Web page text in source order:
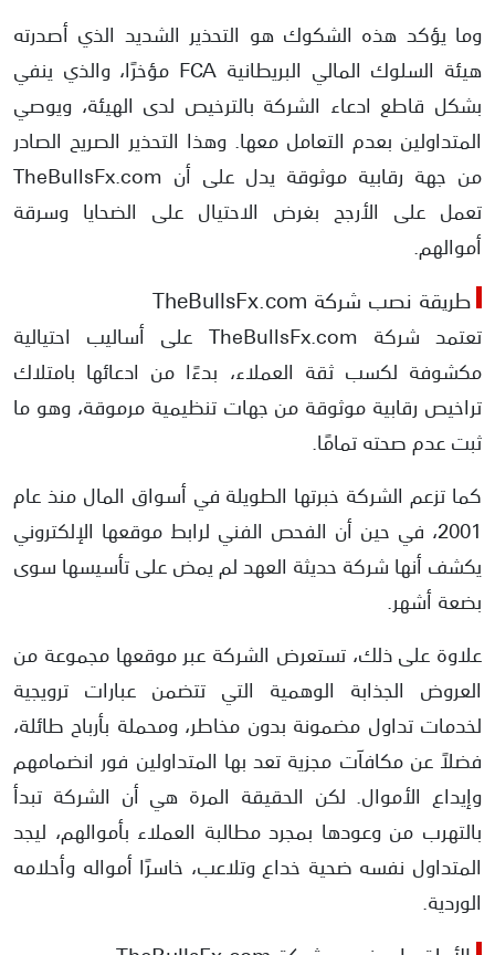
وما يؤكد هذه الشكوك هو التحذير الشديد الذي أصدرته
هيئة السلوك المالي البريطانية FCA مؤخرًا، والذي ينفي
بشكل قاطع ادعاء الشركة بالترخيص لدى الهيئة، ويوصي
المتداولين بعدم التعامل معها. وهذا التحذير الصريح الصادر
من جهة رقابية موثوقة يدل على أن TheBullsFx.com
تعمل على الأرجح بغرض الاحتيال على الضحايا وسرقة
أموالهم.
طريقة نصب شركة TheBullsFx.com
تعتمد شركة TheBullsFx.com على أساليب احتيالية
مكشوفة لكسب ثقة العملاء، بدءًا من ادعائها بامتلاك
تراخيص رقابية موثوقة من جهات تنظيمية مرموقة، وهو ما
ثبت عدم صحته تمامًا.
كما تزعم الشركة خبرتها الطويلة في أسواق المال منذ عام
2001، في حين أن الفحص الفني لرابط موقعها الإلكتروني
يكشف أنها شركة حديثة العهد لم يمض على تأسيسها سوى
بضعة أشهر.
علاوة على ذلك، تستعرض الشركة عبر موقعها مجموعة من
العروض الجذابة الوهمية التي تتضمن عبارات ترويجية
لخدمات تداول مضمونة بدون مخاطر، ومحملة بأرباح طائلة،
فضلاً عن مكافآت مجزية تعد بها المتداولين فور انضمامهم
وإيداع الأموال. لكن الحقيقة المرة هي أن الشركة تبدأ
بالتهرب من وعودها بمجرد مطالبة العملاء بأموالهم، ليجد
المتداول نفسه ضحية خداع وتلاعب، خاسرًا أمواله وأحلامه
الوردية.